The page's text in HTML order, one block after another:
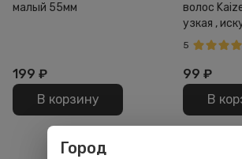
малый 55мм
199 ₽
В корзину
волос
узкая ,
5
99 ₽
В
Город